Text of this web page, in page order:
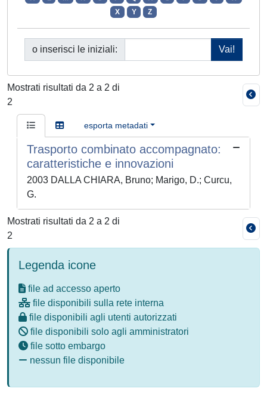
X
Y Z
o inserisci le iniziali:
Mostrati risultati da 2 a 2 di
2
esporta metadati
Trasporto combinato accompagnato:
caratteristiche e innovazioni
2003 DALLA CHIARA, Bruno; Marigo, D.; Curcu,
G.
Mostrati risultati da 2 a 2 di
2
Legenda icone
file ad accesso aperto
file disponibili sulla rete interna
file disponibili agli utenti autorizzati
file disponibili solo agli amministratori
file sotto embargo
nessun file disponibile